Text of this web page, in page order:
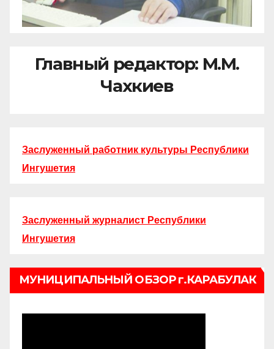
Главный редактор: М.М.
Чахкиев
Заслуженный работник культуры Республики
Ингушетия
Заслуженный журналист Республики
Ингушетия
МУНИЦИПАЛЬНЫЙ ОБЗОР г.КАРАБУЛАК